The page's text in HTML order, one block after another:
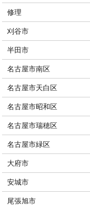
修理
刈谷市
半田市
名古屋市南区
名古屋市天白区
名古屋市昭和区
名古屋市瑞穂区
名古屋市緑区
大府市
安城市
尾張旭市